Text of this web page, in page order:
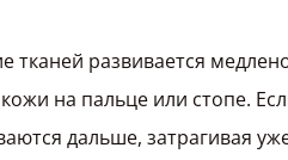
тканей развивается
на пальце или стопе.
дальше, затрагивая